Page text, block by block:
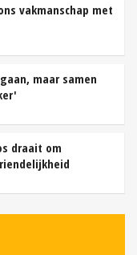
vakmanschap met
maar samen
draait om